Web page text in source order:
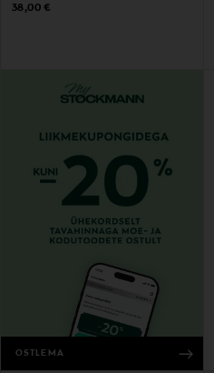
Original Price
38,00 €
OSTLEMA